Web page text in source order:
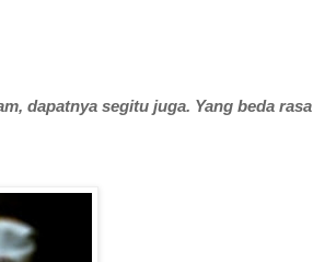
dapatnya segitu juga. Yang beda rasa